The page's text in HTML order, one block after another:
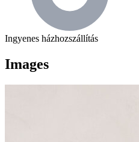
Ingyenes házhozszállítás
Images